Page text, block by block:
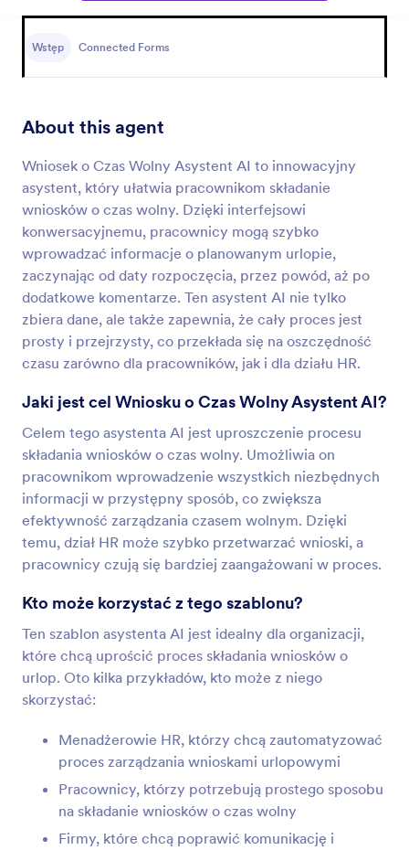
Wstęp Connected Forms
About this agent
Wniosek o Czas Wolny Asystent AI to innowacyjny
asystent, który ułatwia pracownikom składanie
wniosków o czas wolny. Dzięki interfejsowi
konwersacyjnemu, pracownicy mogą szybko
wprowadzać informacje o planowanym urlopie,
zaczynając od daty rozpoczęcia, przez powód, aż po
dodatkowe komentarze. Ten asystent AI nie tylko
zbiera dane, ale także zapewnia, że cały proces jest
prosty i przejrzysty, co przekłada się na oszczędność
czasu zarówno dla pracowników, jak i dla działu HR.
Jaki jest cel Wniosku o Czas Wolny Asystent AI?
Celem tego asystenta AI jest uproszczenie procesu
składania wniosków o czas wolny. Umożliwia on
pracownikom wprowadzenie wszystkich niezbędnych
informacji w przystępny sposób, co zwiększa
efektywność zarządzania czasem wolnym. Dzięki
temu, dział HR może szybko przetwarzać wnioski, a
pracownicy czują się bardziej zaangażowani w proces.
Kto może korzystać z tego szablonu?
Ten szablon asystenta AI jest idealny dla organizacji,
które chcą uprościć proces składania wniosków o
urlop. Oto kilka przykładów, kto może z niego
skorzystać:
Menadżerowie HR, którzy chcą zautomatyzować
proces zarządzania wnioskami urlopowymi
Pracownicy, którzy potrzebują prostego sposobu
na składanie wniosków o czas wolny
Firmy, które chcą poprawić komunikację i